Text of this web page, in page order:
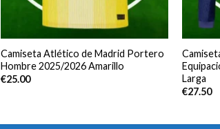
Camiseta Atlético de Madrid Portero
Hombre 2025/2026 Amarillo
€25.00
Larga
€27.50